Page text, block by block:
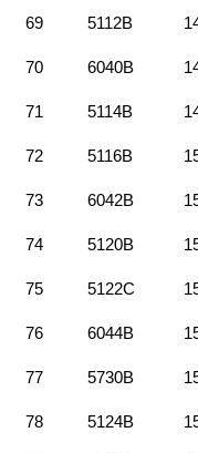
69 5112B
70 6040B
71 5114B
72 5116B
73 6042B
74 5120B
75 5122C
76 6044B
77 5730B
78 5124B